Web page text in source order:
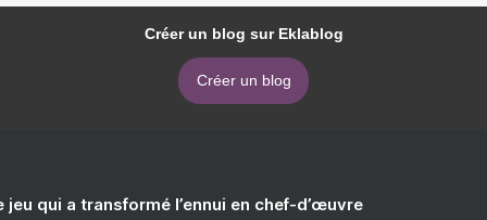
Créer un blog sur Eklablog
Créer un blog
jeu qui a transformé l’ennui en chef-d’œuvre